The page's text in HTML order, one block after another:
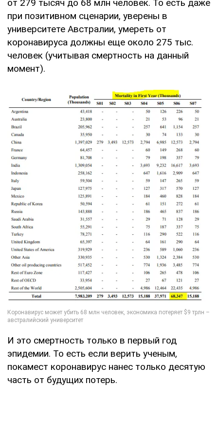
от 279 тысяч до 68 млн человек. То есть даже
при позитивном сценарии, уверены в
университете Австралии, умереть от
коронавируса должны еще около 275 тыс.
человек (учитывая смертность на данный
момент).
И это смертность только в первый год
эпидемии. То есть если верить ученым,
покамест коронавирус нанес только десятую
часть от будущих потерь.